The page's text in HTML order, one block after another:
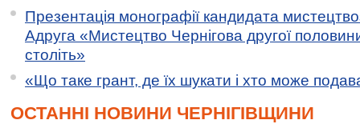
Презентація монографії кандидата
Адруга «Мистецтво Чернігова другої
століть»
«Що таке грант, де їх шукати і хто може
ОСТАННІ НОВИНИ ЧЕРНІГІВЩИНИ